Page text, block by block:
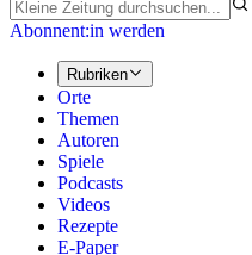
Abonnent:in werden
Rubriken
Orte
Themen
Autoren
Spiele
Podcasts
Videos
Rezepte
E-Paper